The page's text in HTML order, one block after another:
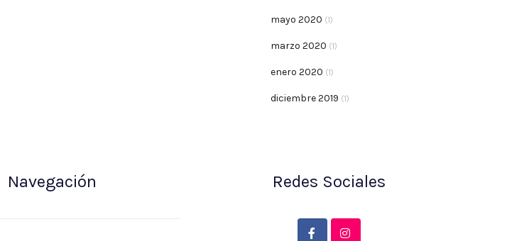
mayo 2020 (1)
marzo 2020 (1)
enero 2020 (1)
diciembre 2019 (1)
Navegación Redes Sociales